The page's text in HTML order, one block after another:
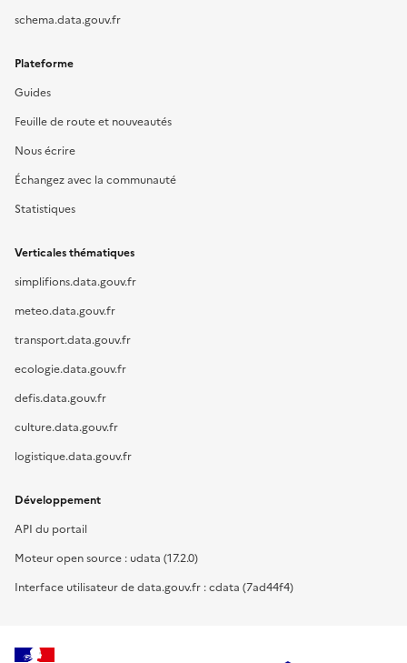
schema.data.gouv.fr
Plateforme
Guides
Feuille de route et nouveautés
Nous écrire
Échangez avec la communauté
Statistiques
Verticales thématiques
simplifions.data.gouv.fr
meteo.data.gouv.fr
transport.data.gouv.fr
ecologie.data.gouv.fr
defis.data.gouv.fr
culture.data.gouv.fr
logistique.data.gouv.fr
Développement
API du portail
Moteur open source : udata (17.2.0)
Interface utilisateur de data.gouv.fr : cdata (7ad44f4)